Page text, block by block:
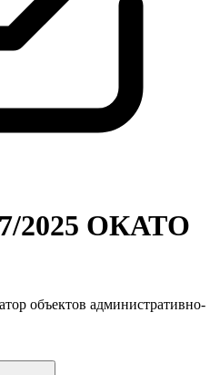
2025 ОКАТО
объектов административно-